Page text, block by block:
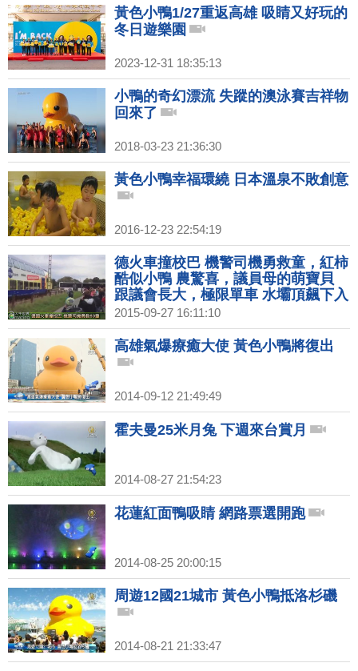
黃色小鴨1/27重返高雄 吸睛又好玩的
冬日遊樂園
2023-12-31 18:35:13
小鴨的奇幻漂流 失蹤的澳泳賽吉祥物
回來了
2018-03-23 21:36:30
黃色小鴨幸福環繞 日本溫泉不敗創意
2016-12-23 22:54:19
德火車撞校巴 機警司機勇救童，紅柿
酷似小鴨 農驚喜，議員母的萌寶貝
跟議會長大，極限單車 水壩頂飆下入
水
2015-09-27 16:11:10
高雄氣爆療癒大使 黃色小鴨將復出
2014-09-12 21:49:49
霍夫曼25米月兔 下週來台賞月
2014-08-27 21:54:23
花蓮紅面鴨吸睛 網路票選開跑
2014-08-25 20:00:15
周遊12國21城市 黃色小鴨抵洛杉磯
2014-08-21 21:33:47